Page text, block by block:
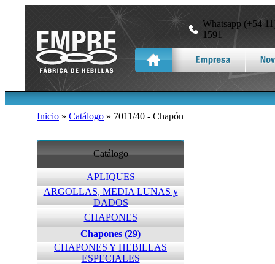
Whatsapp (+54
1591
Inicio » Catálogo » 7011/40 - Chapón
Catálogo
APLIQUES
ARGOLLAS, MEDIA LUNAS y
DADOS
CHAPONES
Chapones (29)
CHAPONES Y HEBILLAS
ESPECIALES